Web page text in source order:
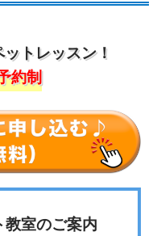
トレッスン！
約制
室のご案内